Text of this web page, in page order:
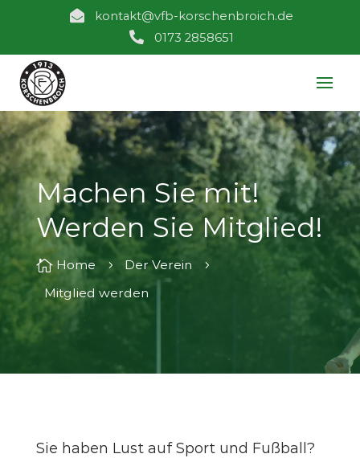

kontakt@vfb-korschenbroich.de

0173 2858651
Machen Sie mit!
Werden Sie Mitglied!
 Home 5 Der Verein 5
Mitglied werden
Sie haben Lust auf Sport und Fußball?